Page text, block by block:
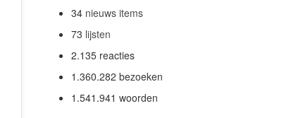
34 nieuws items
73 lijsten
2.135 reacties
1.360.282 bezoeken
1.541.941 woorden